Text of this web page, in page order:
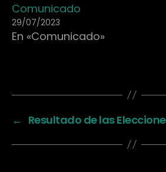
Comunicado
29/07/2023
En «Comunicado»
← Resultado de las